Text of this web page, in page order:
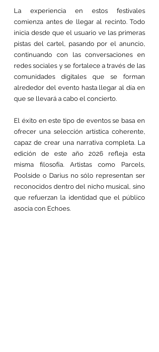
La experiencia en estos festivales
comienza antes de llegar al recinto. Todo
inicia desde que el usuario ve las primeras
pistas del cartel, pasando por el anuncio,
continuando con las conversaciones en
redes sociales y se fortalece a través de las
comunidades digitales que se forman
alrededor del evento hasta llegar al día en
que se llevará a cabo el concierto.
El éxito en este tipo de eventos se basa en
ofrecer una selección artística coherente,
capaz de crear una narrativa completa. La
edición de este año 2026 refleja esta
misma filosofía. Artistas como Parcels,
Poolside o Darius no sólo representan ser
reconocidos dentro del nicho musical, sino
que refuerzan la identidad que el público
asocia con Echoes.